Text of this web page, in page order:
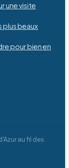
une visite
plus beaux
pour bien en
au fil des